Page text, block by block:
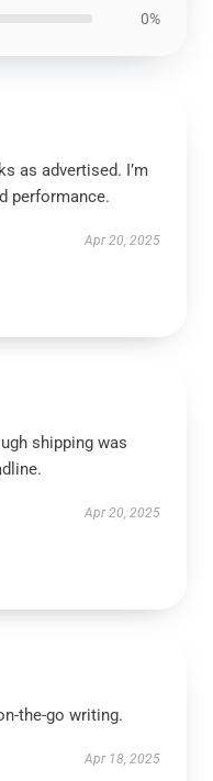
0%
as advertised. I’m
performance.
Apr 20, 2025
shipping was
Apr 20, 2025
the-go writing.
Apr 18, 2025